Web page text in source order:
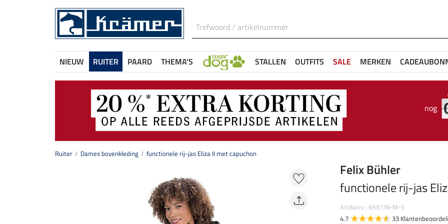
NIEUW RUITER PAARD THEMA'S STALLEN OUTFITS SALE MERKEN
nog
Ruiter Dames bovenkleding functionele rij-jas Eliza II met capuchon
Felix Bühler
functionele rij-jas
Artikelnr.: 653778-M-S
4.7
33